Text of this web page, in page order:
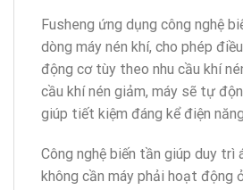
Fusheng ứng dụng công nghệ
dòng máy nén khí, cho phép
động cơ tùy theo nhu cầu khí
cầu khí nén giảm, máy sẽ tự
giúp tiết kiệm đáng kể điện
Công nghệ biến tần giúp duy trì
không cần máy phải hoạt động